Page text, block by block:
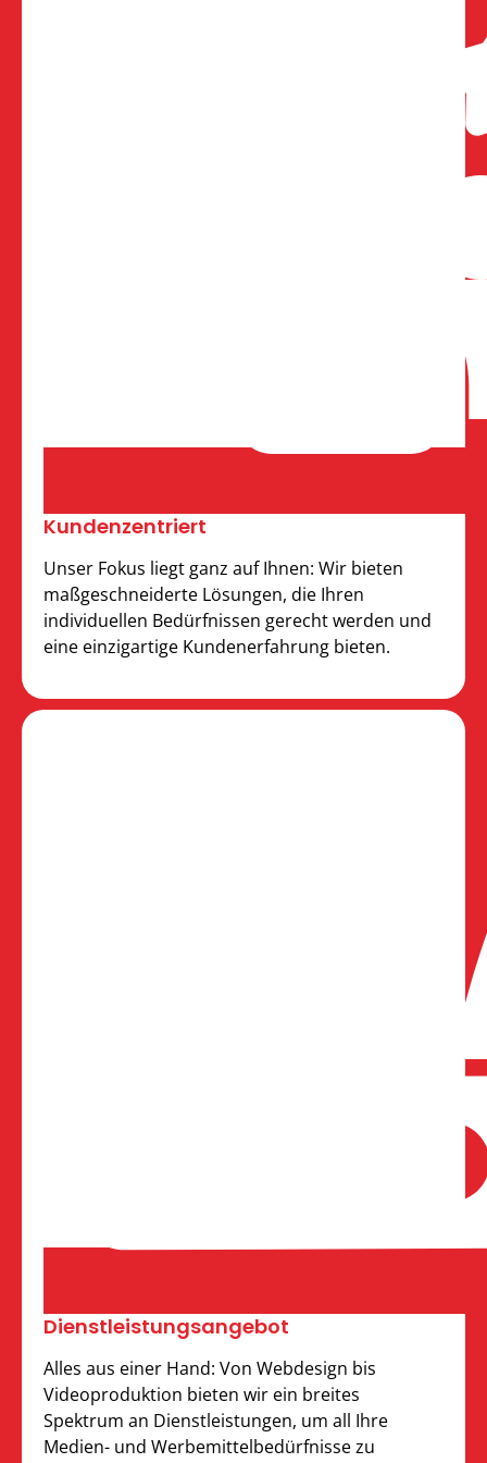
Kunden­zentriert
Unser Fokus liegt ganz auf Ihnen: Wir bieten
maßgeschneiderte Lösungen, die Ihren
individuellen Bedürfnissen gerecht werden und
eine einzigartige Kundenerfahrung bieten.
Dienst­leistungs­angebot
Alles aus einer Hand: Von Webdesign bis
Videoproduktion bieten wir ein breites
Spektrum an Dienstleistungen, um all Ihre
Medien- und Werbemittelbedürfnisse zu